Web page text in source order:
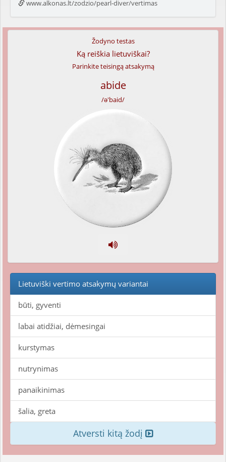
www.alkonas.lt/zodzio/pearl-diver/vertimas
Žodyno testas
Ką reiškia lietuviškai?
Parinkite teisingą atsakymą
abide
/ə'baid/
Lietuviški vertimo atsakymų variantai
būti, gyventi
labai atidžiai, dėmesingai
kurstymas
nutrynimas
panaikinimas
šalia, greta
Atversti kitą žodį